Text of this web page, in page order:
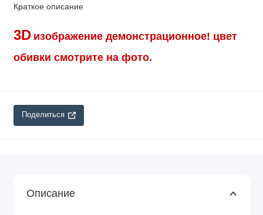
Краткое описание
3D изображение демонстрационное! цвет
обивки смотрите на фото.
Поделиться
Описание